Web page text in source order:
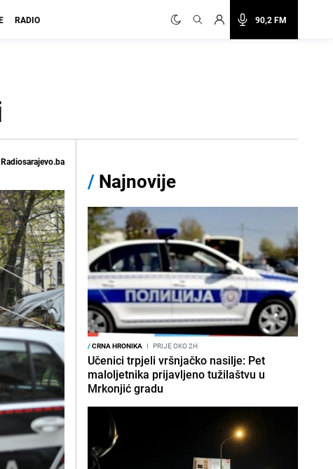
90,2 FM
RADIO
Radiosarajevo.ba
/ Najnovije
/CRNA HRONIKA I PRIJE OKO 2H
Učenici trpjeli vršnjačko nasilje: Pet
maloljetnika prijavljeno tužilaštvu u
Mrkonjić gradu